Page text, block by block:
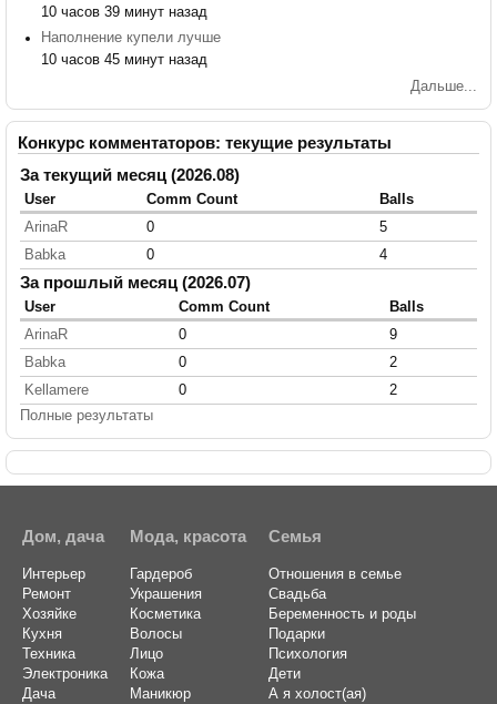
10 часов 39 минут назад
Наполнение купели лучше
10 часов 45 минут назад
Дальше...
Конкурс комментаторов: текущие результаты
За текущий месяц (2026.08)
User Comm Count
Balls
ArinaR
0
5
Babka
0 4
За прошлый месяц (2026.07)
User Comm Count
Balls
ArinaR
0
9
Babka
0
2
Kellamere
0
2
Полные результаты
Дом, дача
Интерьер
Ремонт
Хозяйке
Кухня
Техника
Электроника
Дача
Мода, красота
Гардероб
Украшения
Косметика
Волосы
Лицо
Кожа
Маникюр
Семья
Отношения в семье
Свадьба
Беременность и роды
Подарки
Психология
Дети
А я холост(ая)